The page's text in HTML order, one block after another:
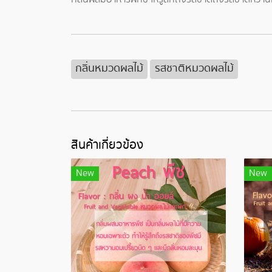
กลิ่นหมวดผลไม้ รสชาติหมวดผลไม้
สินค้าเกี่ยวข้อง
New New